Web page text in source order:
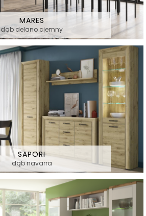
MARES
dąb delano ciemny
SAPORI
dąb navarra